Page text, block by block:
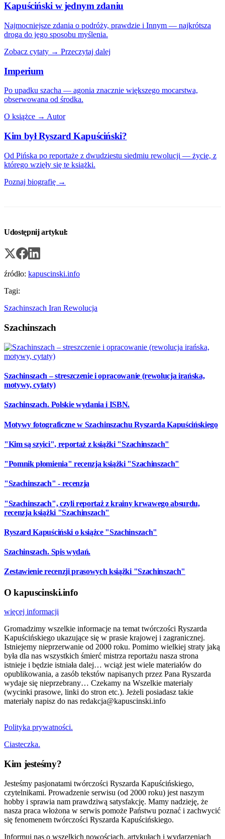
Kapuściński w jednym zdaniu
Najmocniejsze zdania o podróży, prawdzie i Innym — najkrótsza
droga do jego sposobu myślenia.
Zobacz cytaty → Przeczytaj dalej
Imperium
Po upadku szacha — agonia znacznie większego mocarstwa,
obserwowana od środka.
O książce → Autor
Kim był Ryszard Kapuściński?
Od Pińska po reportaże z dwudziestu siedmiu rewolucji — życie, z
którego wzięły się te książki.
Poznaj biografię →
Udostępnij artykuł:
źródło: kapuscinski.info
Tagi:
Szachinszach Iran Rewolucja
Szachinszach
Szachinszach – streszczenie i opracowanie (rewolucja irańska,
motywy, cytaty)
Szachinszach. Polskie wydania i ISBN.
Motywy fotograficzne w Szachinszachu Ryszarda Kapuścińskiego
"Kim są szyici", reportaż z książki "Szachinszach"
"Pomnik płomienia" recenzja książki "Szachinszach"
"Szachinszach" - recenzja
"Szachinszach", czyli reportaż z krainy krwawego absurdu,
recenzja książki "Szachinszach"
Ryszard Kapuściński o książce "Szachinszach"
Szachinszach. Spis wydań.
Zestawienie recenzji prasowych książki "Szachinszach"
O kapuscinski.info
więcej informacji
Gromadzimy wszelkie informacje na temat twórczości Ryszarda
Kapuścińskiego ukazujące się w prasie krajowej i zagranicznej.
Istniejemy nieprzerwanie od 2000 roku. Pomimo wielkiej straty jaką
była dla nas wszystkich śmierć mistrza reportażu nasza strona
istnieje i będzie istniała dalej… wciąż jest wiele materiałów do
opublikowania, a zasób tekstów napisanych przez Pana Ryszarda
wydaje się nieprzebrany… Czekamy na Wszelkie materiały
(wycinki prasowe, linki do stron etc.). Jeżeli posiadasz takie
materiały napisz do nas redakcja@kapuscinski.info
Polityka prywatności.
Ciasteczka.
Kim jesteśmy?
Jesteśmy pasjonatami twórczości Ryszarda Kapuścińskiego,
czytelnikami. Prowadzenie serwisu (od 2000 roku) jest naszym
hobby i sprawia nam prawdziwą satysfakcję. Mamy nadzieję, że
nasza praca włożona w serwis pomoże Państwu poznać i zachwycić
się fenomenem twórczości Ryszarda Kapuścińskiego.
Informuj nas o wszelkich nowościach, artykułach i wydarzeniach